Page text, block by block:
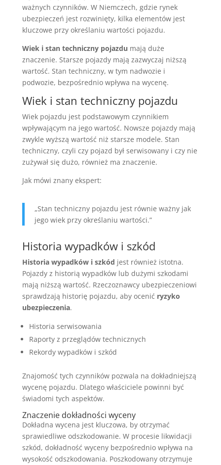
ważnych czynników. W Niemczech, gdzie rynek
ubezpieczeń jest rozwinięty, kilka elementów jest
kluczowe przy określaniu wartości pojazdu.
Wiek i stan techniczny pojazdu mają duże
znaczenie. Starsze pojazdy mają zazwyczaj niższą
wartość. Stan techniczny, w tym nadwozie i
podwozie, bezpośrednio wpływa na wycenę.
Wiek i stan techniczny pojazdu
Wiek pojazdu jest podstawowym czynnikiem
wpływającym na jego wartość. Nowsze pojazdy mają
zwykle wyższą wartość niż starsze modele. Stan
techniczny, czyli czy pojazd był serwisowany i czy nie
zużywał się dużo, również ma znaczenie.
Jak mówi znany ekspert:
„Stan techniczny pojazdu jest równie ważny jak
jego wiek przy określaniu wartości.”
Historia wypadków i szkód
Historia wypadków i szkód jest również istotna.
Pojazdy z historią wypadków lub dużymi szkodami
mają niższą wartość. Rzeczoznawcy ubezpieczeniowi
sprawdzają historię pojazdu, aby ocenić ryzyko
ubezpieczenia.
Historia serwisowania
Raporty z przeglądów technicznych
Rekordy wypadków i szkód
Znajomość tych czynników pozwala na dokładniejszą
wycenę pojazdu. Dlatego właściciele powinni być
świadomi tych aspektów.
Znaczenie dokładności wyceny
Dokładna wycena jest kluczowa, by otrzymać
sprawiedliwe odszkodowanie. W procesie likwidacji
szkód, dokładność wyceny bezpośrednio wpływa na
wysokość odszkodowania. Poszkodowany otrzymuje